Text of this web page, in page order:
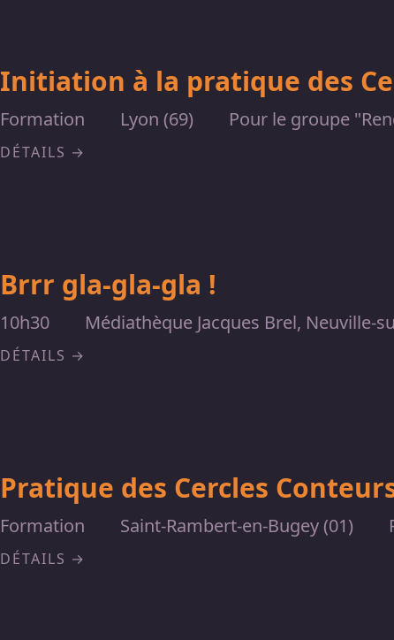
Initiation à la pratique des
Formation Lyon (69) Pour le groupe
DÉTAILS
Brrr gla-gla-gla !
10h30 Médiathèque Jacques Brel, Neuville-
DÉTAILS
Pratique des Cercles
Formation Saint-Rambert-en-Bugey (01)
DÉTAILS